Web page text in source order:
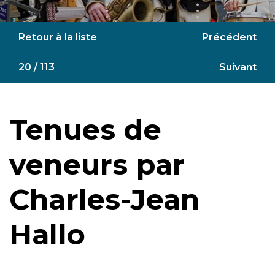
Retour à la liste Précédent
20 / 113 Suivant
Tenues de
veneurs par
Charles-Jean
Hallo